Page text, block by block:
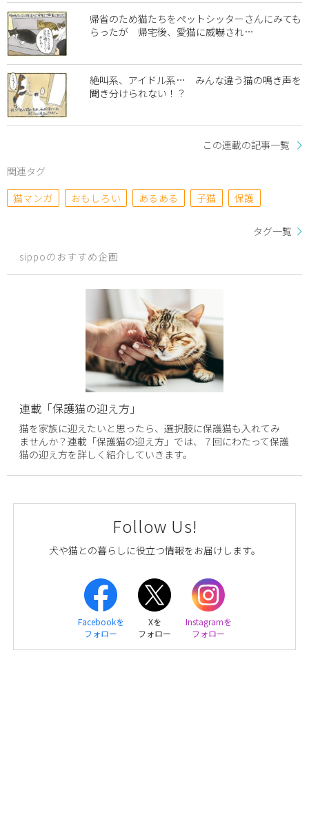
帰省のため猫たちをペットシッターさんにみても
らったが 帰宅後、愛猫に威嚇され…
絶叫系、アイドル系… みんな違う猫の鳴き声を
聞き分けられない！？
この連載の記事一覧
関連タグ
猫マンガ
おもしろい あるある 子猫 保護
タグ一覧
sippoのおすすめ企画
連載「保護猫の迎え方」
猫を家族に迎えたいと思ったら、選択肢に保護猫も入れてみ
ませんか？連載「保護猫の迎え方」では、７回にわたって保護
猫の迎え方を詳しく紹介していきます。
Follow Us!
犬や猫との暮らしに役立つ情報をお届けします。
Facebookを
フォロー
Xを
フォロー
Instagramを
フォロー